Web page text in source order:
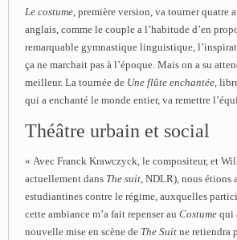
Le costume, première version, va tourner quatre
anglais, comme le couple a l’habitude d’en
remarquable gymnastique linguistique,
ça ne marchait pas à l’époque. Mais on a su
meilleur. La tournée de Une flûte enchantée,
qui a enchanté le monde entier, va remettre
Théâtre urbain et social
« Avec Franck Krawczyck, le compositeur, et
actuellement dans The suit, NDLR), nous étions
estudiantines contre le régime, auxquelles
cette ambiance m’a fait repenser au Costume qui
nouvelle mise en scène de The Suit ne retiendra